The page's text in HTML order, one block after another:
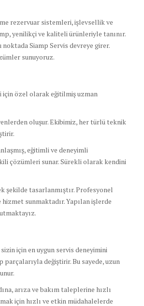
rezervuar sistemleri, işlevsellik ve
yenilikçi ve kaliteli ürünleriyle tanınır.
Siamp Servis devreye girer.
sunuyoruz.
için özel olarak eğitilmiş uzman
oluşur. Ekibimiz, her türlü teknik
eğitimli ve deneyimli
çözümleri sunar. Sürekli olarak kendini
şekilde tasarlanmıştır. Profesyonel
sunmaktadır. Yapılan işlerde
için en uygun servis deneyimini
değiştirir. Bu sayede, uzun
arıza ve bakım taleplerine hızlı
için hızlı ve etkin müdahalelerde